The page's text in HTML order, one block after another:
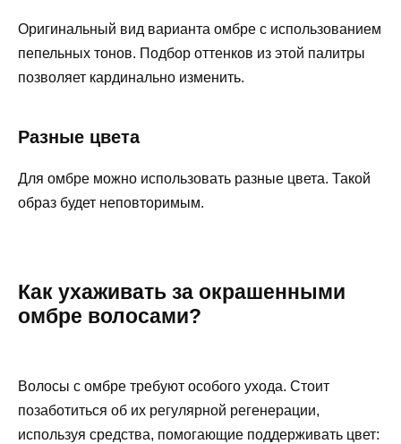
Оригинальный вид варианта омбре с использованием
пепельных тонов. Подбор оттенков из этой палитры
позволяет кардинально изменить.
Разные цвета
Для омбре можно использовать разные цвета. Такой
образ будет неповторимым.
Как ухаживать за окрашенными
омбре волосами?
Волосы с омбре требуют особого ухода. Стоит
позаботиться об их регулярной регенерации,
используя средства, помогающие поддерживать цвет: